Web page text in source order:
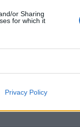
or Sharing
for which it
Privacy Policy